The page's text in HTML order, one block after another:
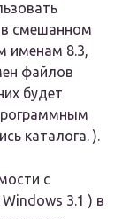
в смешанном
именам 8.3,
файлов
будет
каталога. ).
с
3.1 ) в